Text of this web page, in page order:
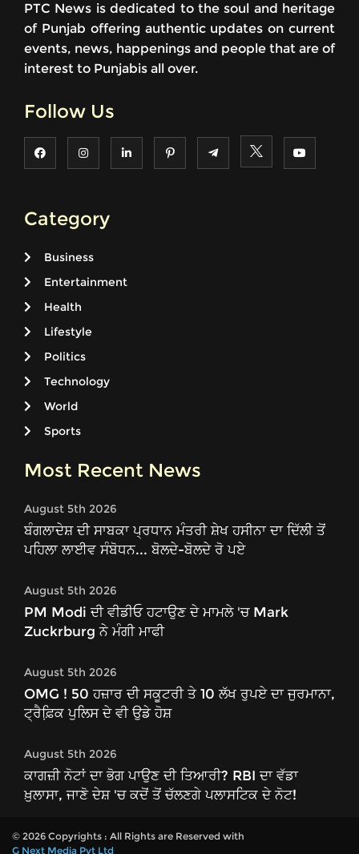
PTC News is dedicated to the soul and heritage
of Punjab offering authentic updates on current
events, news, happenings and people that are of
interest to Punjabis all over.
Follow Us
Category
Business
Entertainment
Health
Lifestyle
Politics
Technology
World
Sports
Most Recent News
August 5th 2026
ਬੰਗਲਾਦੇਸ਼ ਦੀ ਸਾਬਕਾ ਪ੍ਰਧਾਨ ਮੰਤਰੀ ਸ਼ੇਖ ਹਸੀਨਾ ਦਾ ਦਿੱਲੀ ਤੋਂ
ਪਹਿਲਾ ਲਾਈਵ ਸੰਬੋਧਨ... ਬੋਲਦੇ-ਬੋਲਦੇ ਰੋ ਪਏ
August 5th 2026
PM Modi ਦੀ ਵੀਡੀਓ ਹਟਾਉਣ ਦੇ ਮਾਮਲੇ 'ਚ Mark
Zuckrburg ਨੇ ਮੰਗੀ ਮਾਫੀ
August 5th 2026
OMG ! 50 ਹਜ਼ਾਰ ਦੀ ਸਕੂਟਰੀ ਤੇ 10 ਲੱਖ ਰੁਪਏ ਦਾ ਜੁਰਮਾਨਾ,
ਟ੍ਰੈਫ਼ਿ਼ਕ ਪੁਲਿਸ ਦੇ ਵੀ ਉਡੇ ਹੋਸ਼
August 5th 2026
ਕਾਗਜ਼ੀ ਨੋਟਾਂ ਦਾ ਭੋਗ ਪਾਉਣ ਦੀ ਤਿਆਰੀ? RBI ਦਾ ਵੱਡਾ
ਖ਼ੁਲਾਸਾ, ਜਾਣੋ ਦੇਸ਼ 'ਚ ਕਦੋਂ ਤੋਂ ਚੱਲਣਗੇ ਪਲਾਸਟਿਕ ਦੇ ਨੋਟ!
© 2026 Copyrights : All Rights are Reserved with
G Next Media Pvt Ltd